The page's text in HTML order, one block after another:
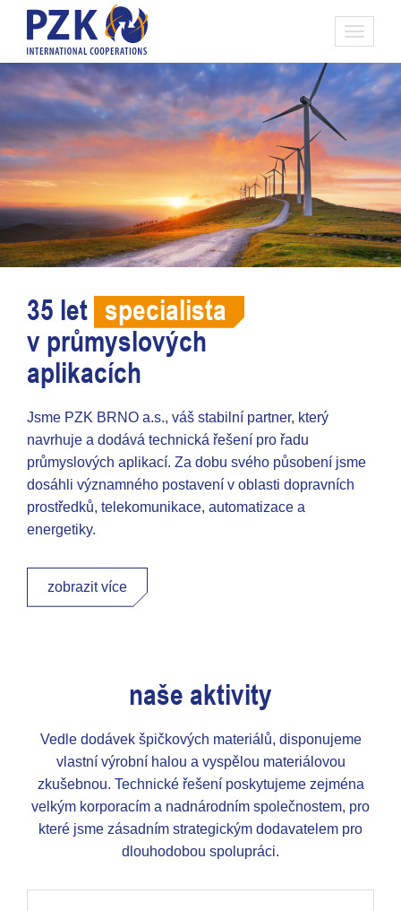
Toggle
35 let specialista
v průmyslových
aplikacích
Jsme PZK BRNO a.s., váš stabilní partner, který
navrhuje a dodává technická řešení pro řadu
průmyslových aplikací. Za dobu svého působení jsme
dosáhli významného postavení v oblasti dopravních
prostředků, telekomunikace, automatizace a
energetiky.
zobrazit více
naše aktivity
Vedle dodávek špičkových materiálů, disponujeme
vlastní výrobní halou a vyspělou materiálovou
zkušebnou. Technické řešení poskytujeme zejména
velkým korporacím a nadnárodním společnostem, pro
které jsme zásadním strategickým dodavatelem pro
dlouhodobou spolupráci.